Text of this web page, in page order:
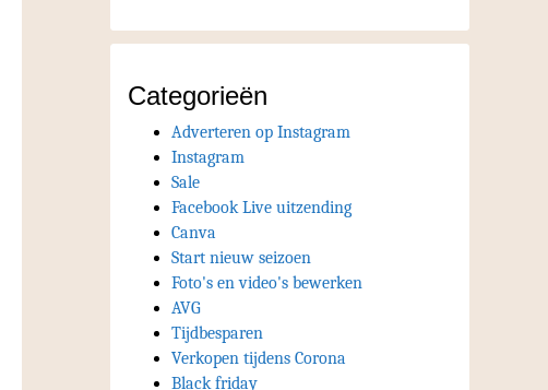
Categorieën
Adverteren op Instagram
Instagram
Sale
Facebook Live uitzending
Canva
Start nieuw seizoen
Foto's en video's bewerken
AVG
Tijdbesparen
Verkopen tijdens Corona
Black friday